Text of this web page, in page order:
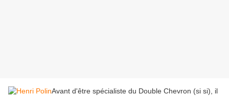
Avant d'être spécialiste du Double Chevron (si si), il